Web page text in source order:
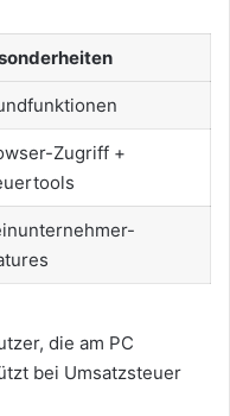
Zugriff +
die am PC
bei Umsatzsteuer